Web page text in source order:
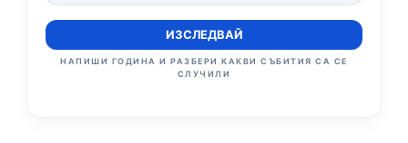
ИЗСЛЕДВАЙ
НАПИШИ ГОДИНА И РАЗБЕРИ КАКВИ СЪБИТИЯ СА СЕ
СЛУЧИЛИ